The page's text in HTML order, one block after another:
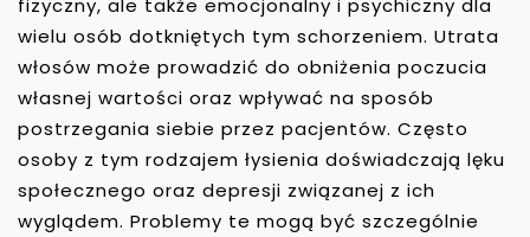
fizyczny, ale także emocjonalny i psychiczny dla
wielu osób dotkniętych tym schorzeniem. Utrata
włosów może prowadzić do obniżenia poczucia
własnej wartości oraz wpływać na sposób
postrzegania siebie przez pacjentów. Często
osoby z tym rodzajem łysienia doświadczają lęku
społecznego oraz depresji związanej z ich
wyglądem. Problemy te mogą być szczególnie